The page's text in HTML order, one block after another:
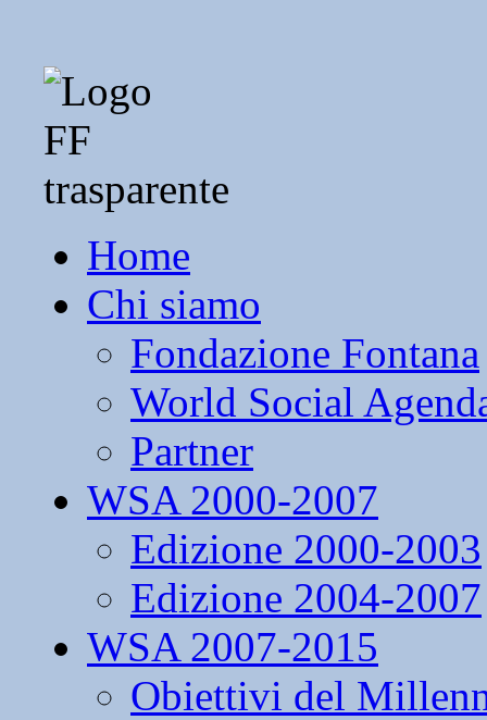
Home
Chi siamo
Fondazione Fontana
World Social
Partner
WSA 2000-2007
Edizione 2000-2003
Edizione 2004-2007
WSA 2007-2015
Obiettivi del